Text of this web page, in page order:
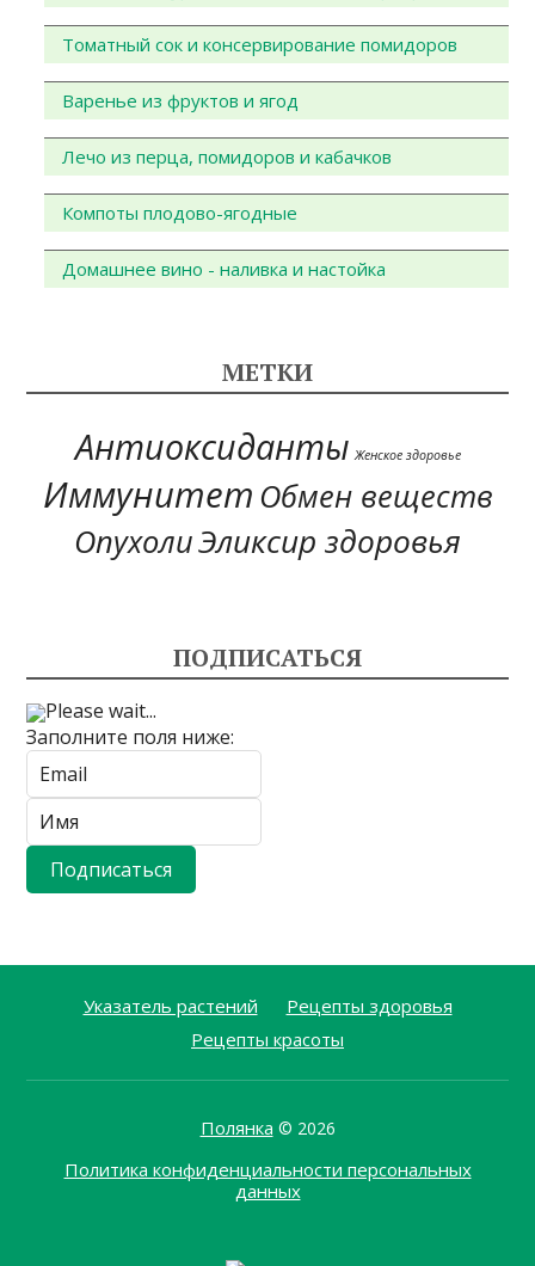
Томатный сок и консервирование помидоров
Варенье из фруктов и ягод
Лечо из перца, помидоров и кабачков
Компоты плодово-ягодные
Домашнее вино - наливка и настойка
МЕТКИ
Антиоксиданты Женское здоровье
Иммунитет Обмен веществ
ОпухолиЭликсир здоровья
ПОДПИСАТЬСЯ
Please wait...
Заполните поля ниже:
Указатель растений
Рецепты здоровья
Рецепты красоты
Полянка © 2026
Политика конфиденциальности персональных
данных